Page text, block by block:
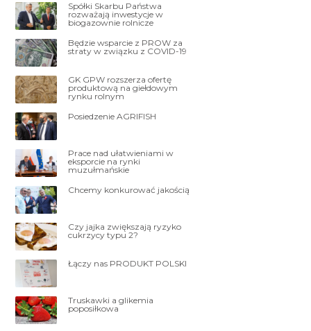
Spółki Skarbu Państwa
rozważają inwestycje w
biogazownie rolnicze
Będzie wsparcie z PROW za
straty w związku z COVID-19
GK GPW rozszerza ofertę
produktową na giełdowym
rynku rolnym
Posiedzenie AGRIFISH
Prace nad ułatwieniami w
eksporcie na rynki
muzułmańskie
Chcemy konkurować jakością
Czy jajka zwiększają ryzyko
cukrzycy typu 2?
Łączy nas PRODUKT POLSKI
Truskawki a glikemia
poposiłkowa